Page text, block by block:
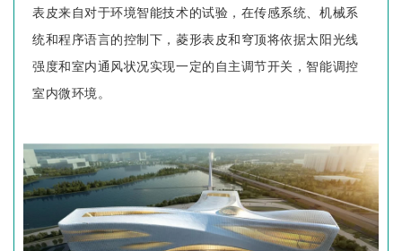
表皮来自对于环境智能技术的试验，在传感系统、机械系
统和程序语言的控制下，菱形表皮和穹顶将依据太阳光线
强度和室内通风状况实现一定的自主调节开关，智能调控
室内微环境。